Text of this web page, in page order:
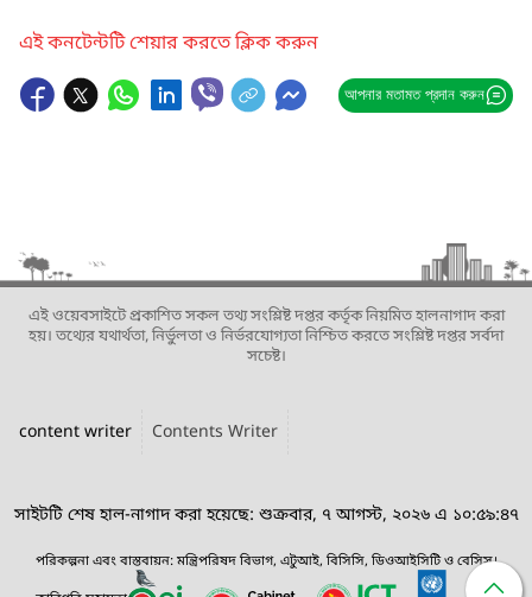
এই কনটেন্টটি শেয়ার করতে ক্লিক করুন
আপনার মতামত প্রদান করুন
এই ওয়েবসাইটে প্রকাশিত সকল তথ্য সংশ্লিষ্ট দপ্তর কর্তৃক নিয়মিত হালনাগাদ করা
হয়। তথ্যের যথার্থতা, নির্ভুলতা ও নির্ভরযোগ্যতা নিশ্চিত করতে সংশ্লিষ্ট দপ্তর সর্বদা
সচেষ্ট।
content writer Contents Writer
সাইটটি শেষ হাল-নাগাদ করা হয়েছে: শুক্রবার, ৭ আগস্ট, ২০২৬ এ ১০:৫৯:৪৭
পরিকল্পনা এবং বাস্তবায়ন: মন্ত্রিপরিষদ বিভাগ, এটুআই, বিসিসি, ডিওআইসিটি ও বেসিস।